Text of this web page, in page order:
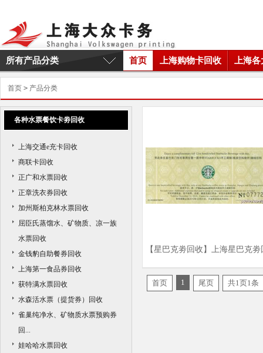
首页 上海购物卡回收 上海
所有产品分类
首页 > 产品分类
各种水票餐饮卡劵回收
上海交通e充卡回收
商联卡回收
正广和水票回收
正章洗衣券回收
加州斯柏克林水票回收
屈臣氏蒸馏水、矿物质、凉一族
水票回收
金钱豹自助餐券回收
上海第一食品券回收
获特满水票回收
水森活水票（提货券）回收
雀巢纯净水、矿物质水票预购券
回...
娃哈哈水票回收
【星巴克劵回收】上海星巴克劵
首页 1 尾页 共1页1条